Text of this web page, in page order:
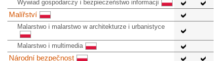
Wywiad gospodarczy i bezpieczeństwo informacji
Malířství
Malarstwo i malarstwo w architekturze i urbanistyce
Malarstwo i multimedia
Národní bezpečnost